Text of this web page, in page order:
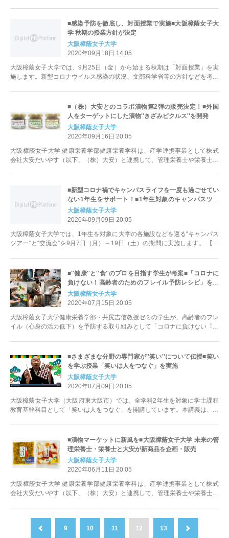
■感染予防を徹底し、対面授業で実施■大阪樟蔭女子大
学 秋期の授業方針が決定
大阪樟蔭女子大学
2020年09月18日 14:05
大阪樟蔭女子大学では、9月25日（金）から始まる秋期は「対面授業」を実
施します。新型コロナウイルス感染の状況、文部科学省等の方針などを考慮
■（株）大安とのコラボ漬物第2弾の販売決定！■外国
人をターゲットにした漬物''きざみピクルス''を開発
大阪樟蔭女子大学
2020年09月16日 20:05
大阪樟蔭女子大学 健康栄養学部健康栄養学科は、産学連携事業として株式
会社大安だいやす（以下、（株）大安）と連携して、管理栄養士や栄養士を
■新型コロナ禍でキャンパスライフを一度も過ごせてい
ない1年生をサポート！■1年生対象のキャンパスツア
ーを実施
大阪樟蔭女子大学
2020年09月09日 20:05
大阪樟蔭女子大学では、1年生を対象に大学の各施設などを巡る“キャンパス
ツアー”と“交流会”を9月7日（月）～19日（土）の期間に実施します。 【本
■''健康''と''食''のプロを目指す学生が考案■「コロナに
負けない！高齢者のためのフレイル予防レシピ」を考
案
大阪樟蔭女子大学
2020年07月15日 20:05
大阪樟蔭女子大学健康栄養学部・井尻吉信教授ゼミの学生が、高齢者のフレ
イル（心身の活力低下）を予防する取り組みとして「コロナに負けない︕高
■さまざまな分野の専門家が''笑い''について伝授■笑い
を学ぶ授業「笑いは人をつなぐ」を実施
大阪樟蔭女子大学
2020年07月09日 20:05
大阪樟蔭女子大学（大阪府東大阪市）では、全学科2年生を対象に学士課程
教育基幹科目として「笑いは人をつなぐ」を開講しています。本講義は、本
■漬物マーケットに新風を■大阪樟蔭女子大学 未来の管
理栄養士・栄養士と大安が新商品を企画・販売
大阪樟蔭女子大学
2020年06月11日 20:05
大阪樟蔭女子大学 健康栄養学部健康栄養学科は、産学連携事業として株式
会社大安だいやす（以下、（株）大安）と連携して、管理栄養士や栄養士を
9 10 11 12 13